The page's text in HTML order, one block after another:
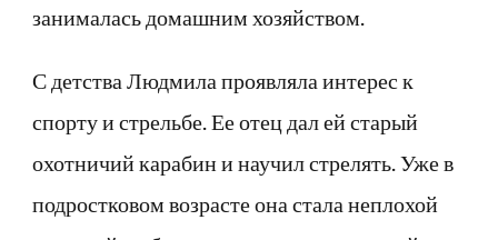
занималась домашним хозяйством.
С детства Людмила проявляла интерес к
спорту и стрельбе. Ее отец дал ей старый
охотничий карабин и научил стрелять. Уже в
подростковом возрасте она стала неплохой